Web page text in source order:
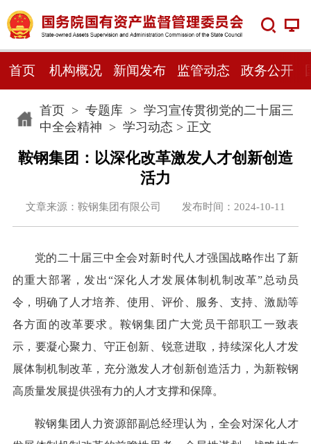
首页 机构概况 新闻发布 监管动态 政务公开
首页> 专题库> 学习宣传贯彻党的二十届三
中全会精神 > 学习动态 > 正文
鞍钢集团：以深化改革激发人才创新创造
活力
文章来源：鞍钢集团有限公司 发布时间：2024-10-11
党的二十届三中全会对新时代人才强国战略作出了新
的重大部署，发出“深化人才发展体制机制改革”总动员
令，明确了人才培养、使用、评价、服务、支持、激励等
各方面的改革要求。鞍钢集团广大党员干部职工一致表
示，要凝心聚力、守正创新、锐意进取，持续深化人才发
展体制机制改革，充分激发人才创新创造活力，为新鞍钢
高质量发展提供强有力的人才支撑和保障。
鞍钢集团人力资源部副总经理认为，全会对深化人才